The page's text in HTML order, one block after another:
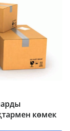
көмек